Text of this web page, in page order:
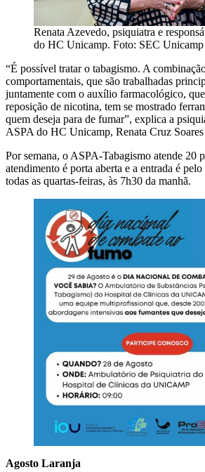
Renata Azevedo, psiquiatra e
do HC Unicamp. Foto: SEC Unicamp
“É possível tratar o tabagismo. A
comportamentais, que são trabalhadas
juntamente com o auxílio farmacológico,
reposição de nicotina, tem se mostrado
quem deseja para de fumar”, explica a
ASPA do HC Unicamp, Renata Cruz
Por semana, o ASPA-Tabagismo atende 20
atendimento é porta aberta e a entrada é
todas as quartas-feiras, às 7h30 da manhã.
Agosto Laranja